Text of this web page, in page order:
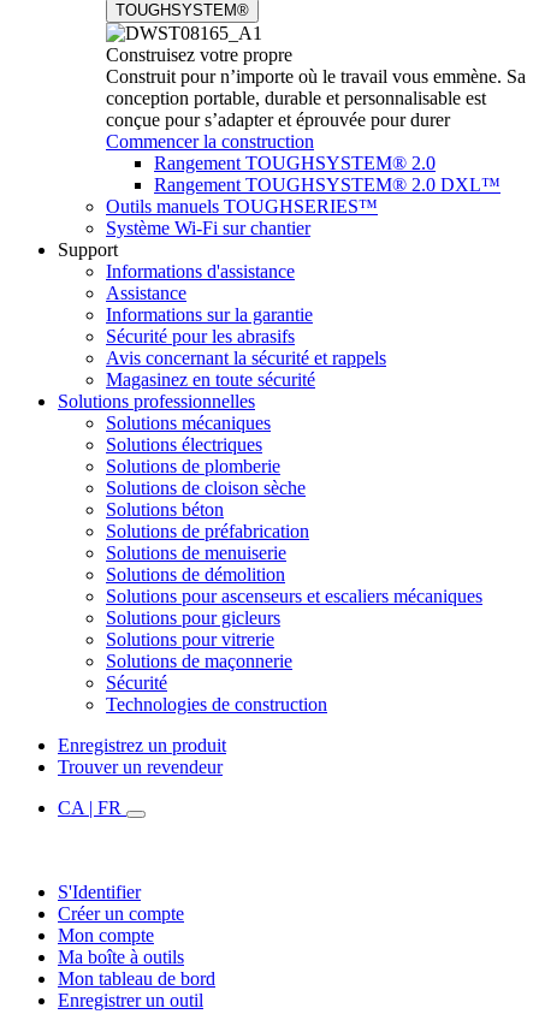
TOUGHSYSTEM®
Construisez votre propre
Construit pour n’importe où le travail vous emmène. Sa
conception portable, durable et personnalisable est
conçue pour s’adapter et éprouvée pour durer
Commencer la construction
Rangement TOUGHSYSTEM® 2.0
Rangement TOUGHSYSTEM® 2.0 DXL™
Outils manuels TOUGHSERIES™
Système Wi-Fi sur chantier
Support
Informations d'assistance
Assistance
Informations sur la garantie
Sécurité pour les abrasifs
Avis concernant la sécurité et rappels
Magasinez en toute sécurité
Solutions professionnelles
Solutions mécaniques
Solutions électriques
Solutions de plomberie
Solutions de cloison sèche
Solutions béton
Solutions de préfabrication
Solutions de menuiserie
Solutions de démolition
Solutions pour ascenseurs et escaliers mécaniques
Solutions pour gicleurs
Solutions pour vitrerie
Solutions de maçonnerie
Sécurité
Technologies de construction
Enregistrez un produit
Trouver un revendeur
CA | FR
S'Identifier
Créer un compte
Mon compte
Ma boîte à outils
Mon tableau de bord
Enregistrer un outil